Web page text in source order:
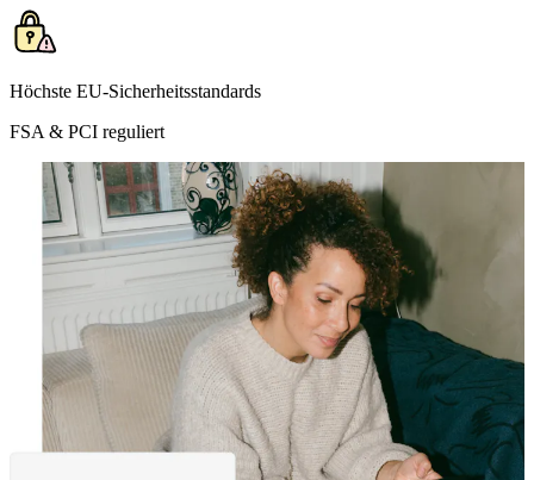
Höchste EU-Sicherheitsstandards
FSA & PCI reguliert